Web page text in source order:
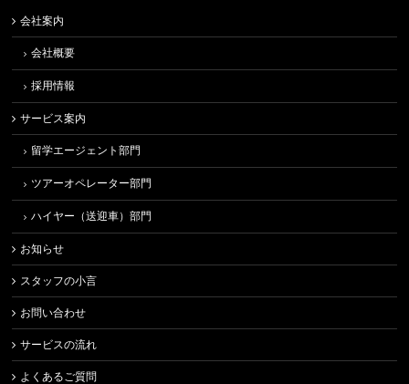
会社案内
会社概要
採用情報
サービス案内
留学エージェント部門
ツアーオペレーター部門
ハイヤー（送迎車）部門
お知らせ
スタッフの小言
お問い合わせ
サービスの流れ
よくあるご質問